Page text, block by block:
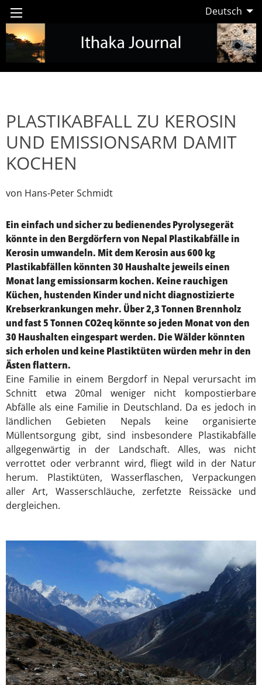
Deutsch
PLASTIKABFALL ZU KEROSIN
UND EMISSIONSARM DAMIT
KOCHEN
von Hans-Peter Schmidt
Ein einfach und sicher zu bedienendes Pyrolysegerät
könnte in den Bergdörfern von Nepal Plastikabfälle in
Kerosin umwandeln. Mit dem Kerosin aus 600 kg
Plastikabfällen könnten 30 Haushalte jeweils einen
Monat lang emissionsarm kochen. Keine rauchigen
Küchen, hustenden Kinder und nicht diagnostizierte
Krebserkrankungen mehr. Über 2,3 Tonnen Brennholz
und fast 5 Tonnen CO2eq könnte so jeden Monat von den
30 Haushalten eingespart werden. Die Wälder könnten
sich erholen und keine Plastiktüten würden mehr in den
Ästen flattern.
Eine Familie in einem Bergdorf in Nepal verursacht im
Schnitt etwa 20mal weniger nicht kompostierbare
Abfälle als eine Familie in Deutschland. Da es jedoch in
ländlichen Gebieten Nepals keine organisierte
Müllentsorgung gibt, sind insbesondere Plastikabfälle
allgegenwärtig in der Landschaft. Alles, was nicht
verrottet oder verbrannt wird, fliegt wild in der Natur
herum. Plastiktüten, Wasserflaschen, Verpackungen
aller Art, Wasserschläuche, zerfetzte Reissäcke und
dergleichen.